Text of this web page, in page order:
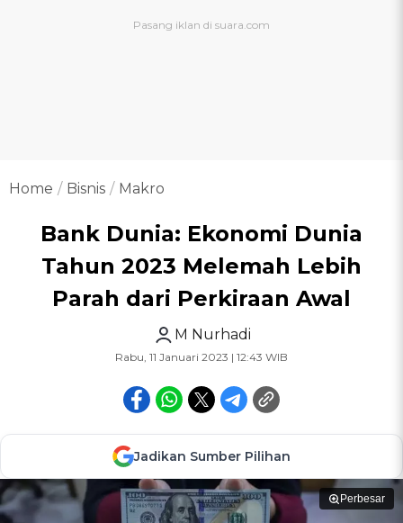
Home Bisnis Makro
Bank Dunia: Ekonomi Dunia
Tahun 2023 Melemah Lebih
Parah dari Perkiraan Awal
M Nurhadi
Rabu, 11 Januari 2023 | 12:43 WIB
Jadikan Sumber Pilihan
Perbesar